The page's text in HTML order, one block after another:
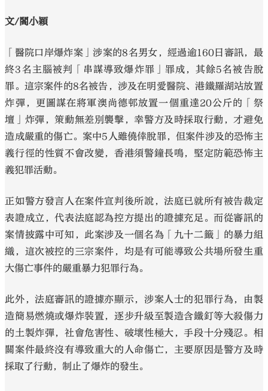
大公文匯
文/閻小穎
「醫院口岸爆炸案」涉案的8名男女，經過逾160日審訊，最
終3名主腦被判「串謀導致爆炸罪」罪成，其餘5名被告脫
罪。這宗案件的8名被告，涉及在明愛醫院、港鐵羅湖站放置
炸彈，更圖謀在將軍澳尚德邨放置一個重達20公斤的「祭
壇」炸彈，策動無差別襲擊，幸警方及時採取行動，才避免
造成嚴重的傷亡。案中5人雖僥倖脫罪，但案件涉及的恐怖主
義行徑的性質不會改變，香港須警鐘長鳴，堅定防範恐怖主
義犯罪活動。
正如警方發言人在案件宣判後所說，法庭已就所有被告裁定
表證成立，代表法庭認為控方提出的證據充足。而從審訊的
案情披露中可知，此案涉及一個名為「九十二籤」的暴力組
織，這次被控的三宗案件，均是有可能導致公共場所發生重
大傷亡事件的嚴重暴力犯罪行為。
此外，法庭審訊的證據亦顯示，涉案人士的犯罪行為，由製
造簡易燃燒或爆炸裝置，逐步升級至製造含鐵釘等大殺傷力
的土製炸彈，社會危害性、破壞性極大，手段十分殘忍。相
關案件最終沒有導致重大的人命傷亡，主要原因是警方及時
採取了行動，制止了爆炸的發生。